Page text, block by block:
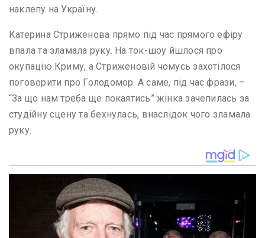
наклепу на Україну.
Катерина Стриженова прямо під час прямого ефіру
впала та зламала руку. На ток-шоу йшлося про
окупацію Криму, а Стриженовій чомусь захотілося
поговорити про Голодомор. А саме, під час фрази, –
“За що нам треба ще покаятись” жінка зачепилась за
студійну сцену та бехнулась, внаслідок чого зламала
руку.